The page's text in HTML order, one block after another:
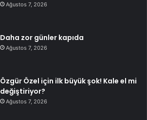
Ağustos 7, 2026
Daha zor günler kapıda
Ağustos 7, 2026
Özgür Özel için ilk büyük şok! Kale el mi
değiştiriyor?
Ağustos 7, 2026